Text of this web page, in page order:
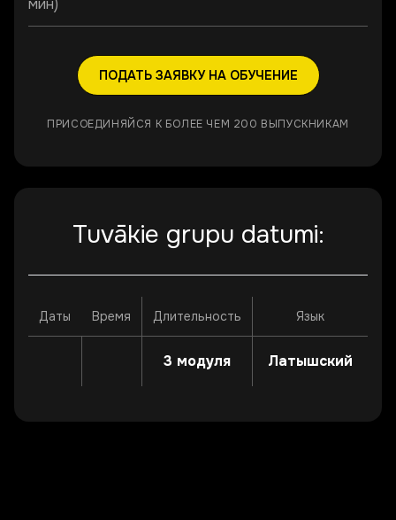
мин)
ПОДАТЬ ЗАЯВКУ НА ОБУЧЕНИЕ
ПРИСОЕДИНЯЙСЯ К БОЛЕЕ ЧЕМ 200 ВЫПУСКНИКАМ
Tuvākie grupu datumi:
Даты Время Длительность Язык
3 модуля Латышский